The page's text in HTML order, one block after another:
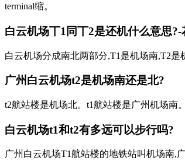
terminal缩。
白云机场丅1同丅2是还机什么意思?-
白云机场分成南北两部分,T1是机场南,T2
广州白云机场t2是机场南还是北?
t2航站楼是机场北。t1航站楼是广州机场南
白云机场t1和t2有多远可以步行吗?
广州白云机场T1航站楼的地铁站叫机场南,